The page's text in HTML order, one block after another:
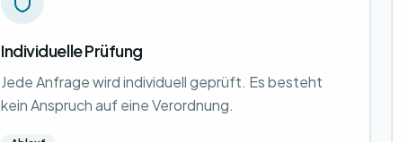
Individuelle Prüfung
Jede Anfrage wird individuell geprüft. Es besteht
kein Anspruch auf eine Verordnung.